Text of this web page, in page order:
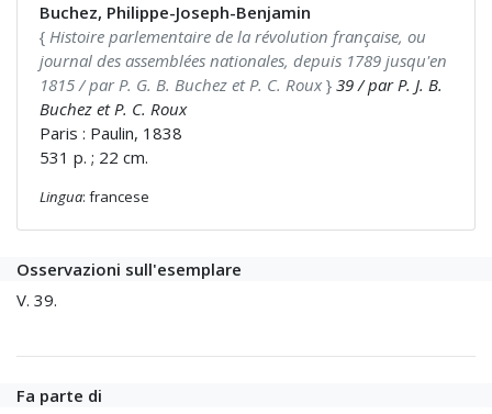
Buchez, Philippe-Joseph-Benjamin
{ Histoire parlementaire de la révolution française, ou
journal des assemblées nationales, depuis 1789 jusqu'en
1815 / par P. G. B. Buchez et P. C. Roux} 39 / par P. J. B.
Buchez et P. C. Roux
Paris : Paulin, 1838
531 p. ; 22 cm.
Lingua: francese
Osservazioni sull'esemplare
V. 39.
Fa parte di